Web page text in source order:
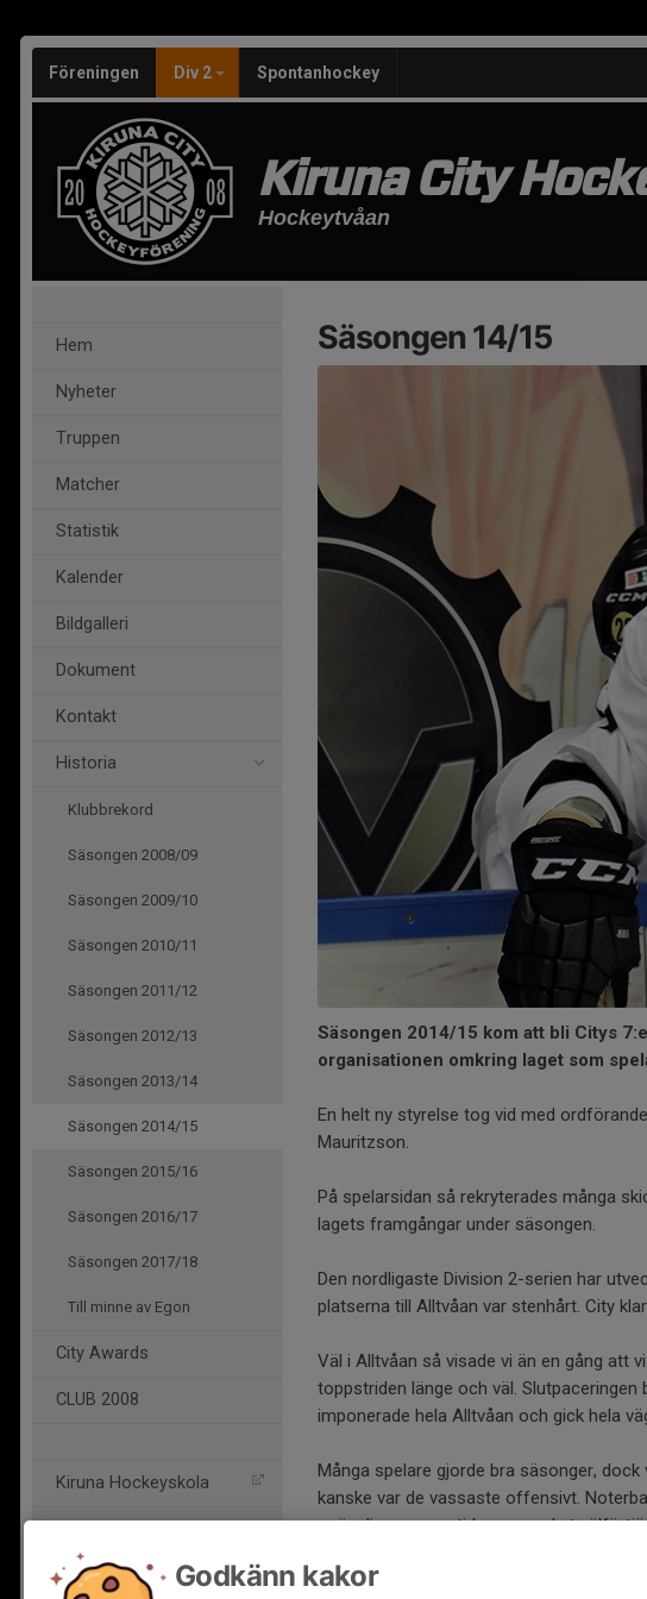
Föreningen Div 2 Spontanhockey
Kiruna City
Hockeytvåan
Hem
Nyheter
Truppen
Matcher
Statistik
Kalender
Bildgalleri
Dokument
Kontakt
Historia
Klubbrekord
Säsongen 2008/09
Säsongen 2009/10
Säsongen 2010/11
Säsongen 2011/12
Säsongen 2012/13
Säsongen 2013/14
Säsongen 2014/15
Säsongen 2015/16
Säsongen 2016/17
Säsongen 2017/18
Till minne av Egon
City Awards
CLUB 2008
Kiruna Hockeyskola
Säsongen 14/15
Säsongen 2014/15 kom att bli Citys
organisationen omkring laget som
En helt ny styrelse tog vid med
Mauritzson.
På spelarsidan så rekryterades många
lagets framgångar under säsongen.
Den nordligaste Division 2-serien har
platserna till Alltvåan var stenhårt. City
Väl i Alltvåan så visade vi än en gång att
toppstriden länge och väl.
imponerade hela Alltvåan och gick hela
Många spelare gjorde bra säsonger,
kanske var de vassaste offensivt.
poängliga genom tiderna, mycket
Vårt Divison 3-lag slutade på fjärde plats i
Godkänn kakor